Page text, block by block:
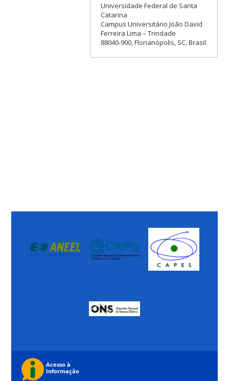
Universidade Federal de Santa
Catarina
Campus Universitário João David
Ferreira Lima – Trindade
88040-900, Florianópolis, SC, Brasil.